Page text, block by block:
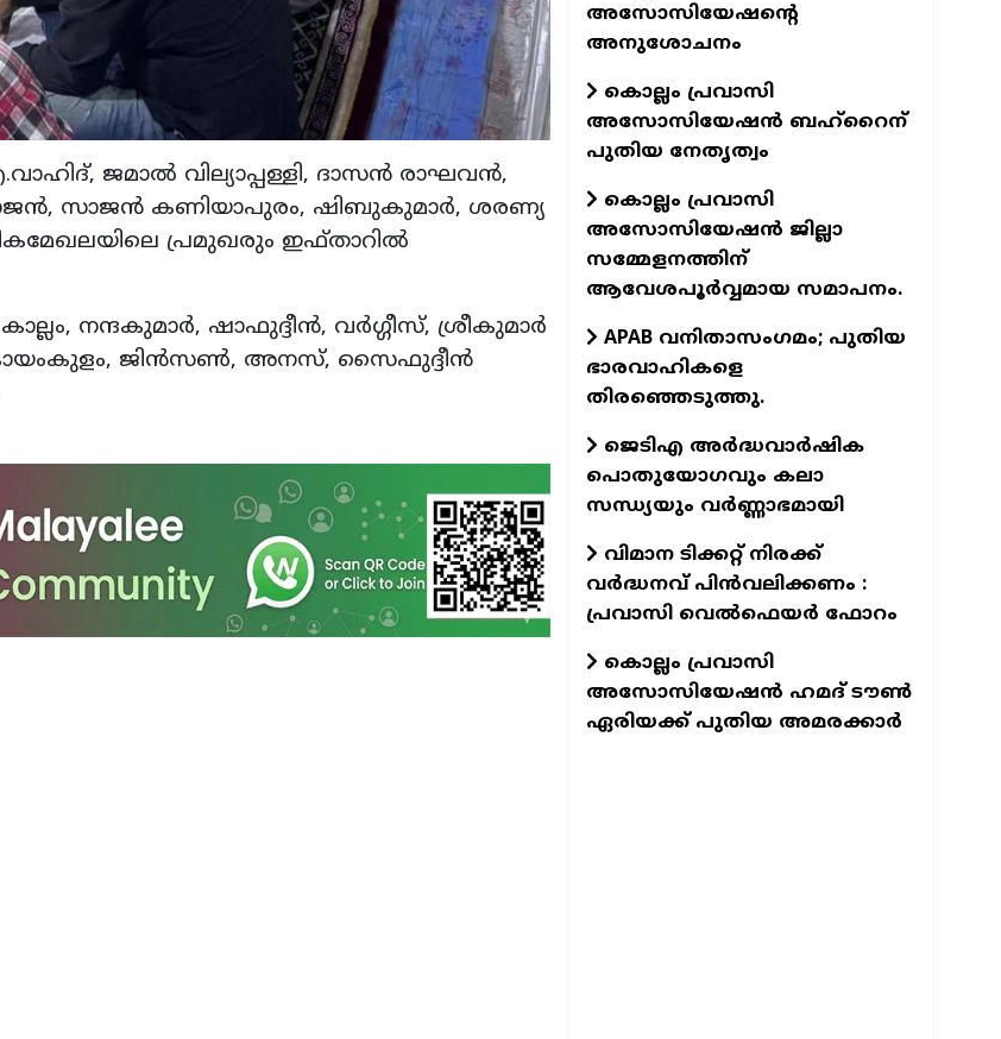
ജമാല്‍ വില്യാപ്പള്ളി, ദാസന്‍ രാഘവന്‍,
സാജന്‍ കണിയാപുരം, ഷിബുകുമാര്‍, ശരണ്യ
പ്രമുഖരും ഇഫ്താറില്‍
നന്ദകുമാര്‍, ഷാഫുദ്ദീന്‍, വര്‍ഗ്ഗീസ്, ശ്രീകുമാര്‍
ജിന്‍സണ്‍, അനസ്, സൈഫുദ്ദീന്‍
അസോസിയേഷന്റെ
അനുശോചനം
കൊല്ലം പ്രവാസി
അസോസിയേഷന്‍ ബഹ്‌റൈന്
പുതിയ നേതൃത്വം
കൊല്ലം പ്രവാസി
അസോസിയേഷന്‍ ജില്ലാ
സമ്മേളനത്തിന്
ആവേശപൂര്‍വ്വമായ സമാപനം.
APAB വനിതാസംഗമം; പുതിയ
ഭാരവാഹികളെ
തിരഞ്ഞെടുത്തു.
ജെടിഎ അര്‍ദ്ധവാര്‍ഷിക
പൊതുയോഗവും കലാ
സന്ധ്യയും വര്‍ണ്ണാഭമായി
വിമാന ടിക്കറ്റ് നിരക്ക്
വർദ്ധനവ് പിൻവലിക്കണം :
പ്രവാസി വെൽഫെയർ ഫോറം
കൊല്ലം പ്രവാസി
അസോസിയേഷന്‍ ഹമദ് ടൗണ്‍
ഏരിയക്ക് പുതിയ അമരക്കാര്‍